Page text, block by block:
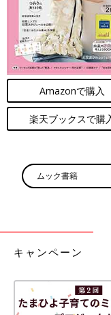
Amazonで購入
楽天ブックスで購
ムック書籍
キャンペーン